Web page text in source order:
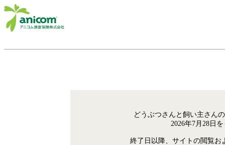
どうぶつさんと飼い主さん
2026年7月28日
終了日以降、サイトの閲覧お